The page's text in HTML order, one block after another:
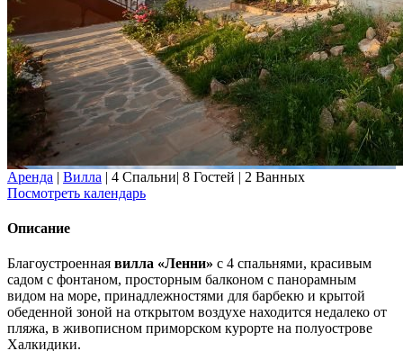
Аренда | Вилла | 4 Спальни| 8 Гостей | 2 Ванных
Посмотреть календарь
Описание
Благоустроенная вилла «Ленни» с 4 спальнями, красивым
садом с фонтаном, просторным балконом с панорамным
видом на море, принадлежностями для барбекю и крытой
обеденной зоной на открытом воздухе находится недалеко от
пляжа, в живописном приморском курорте на полуострове
Халкидики.